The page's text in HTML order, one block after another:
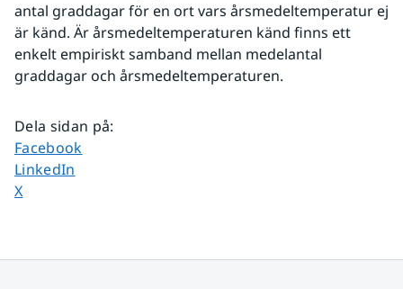
antal graddagar för en ort vars årsmedeltemperatur ej
är känd. Är årsmedeltemperaturen känd finns ett
enkelt empiriskt samband mellan medelantal
graddagar och årsmedeltemperaturen.
Dela sidan på:
Dela sidan på
Facebook
Dela sidan på
LinkedIn
Dela sidan på
X